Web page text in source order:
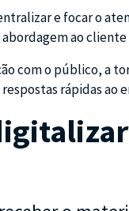
e focar o
ao
com o público, a
rápidas ao